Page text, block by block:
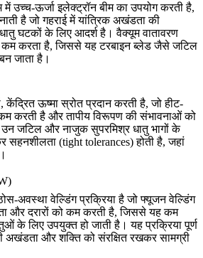
उच्च-ऊर्जा इलेक्ट्रॉन बीम का उपयोग करती है,
है जो गहराई में यांत्रिक अखंडता की
घटकों के लिए आदर्श है। वैक्यूम वातावरण
करता है, जिससे यहटरबाइन ब्लेडजैसे जटिल
जाता है।
ऊष्मा स्रोत प्रदान करती है, जो हीट-
करती है और तापीय विरूपण की संभावनाओं को
जटिल और नाजुक सुपरमिश्र धातु भागों के
(tight tolerances) होती है, जहां
अवस्था वेल्डिंग प्रक्रिया है जो फ्यूजन वेल्डिंग
और दरारों को कम करती है, जिससे यह कम
के लिए उपयुक्त हो जाती है। यह प्रक्रिया पूर्ण
और शक्ति को संरक्षित रखकर सामग्री